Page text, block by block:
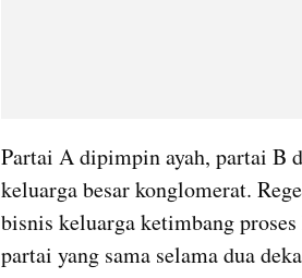
Partai A dipimpin ayah, partai B
keluarga besar konglomerat.
bisnis keluarga ketimbang
partai yang sama selama dua